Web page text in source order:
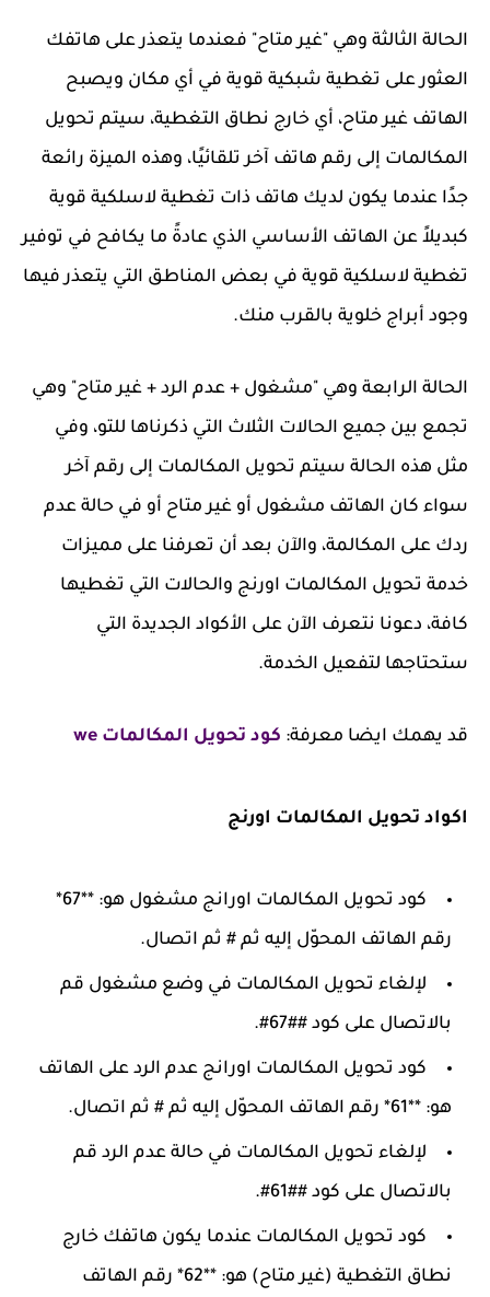
الحالة الثالثة وهي "غير متاح" فعندما يتعذر على هاتفك
العثور على تغطية شبكية قوية في أي مكان ويصبح
الهاتف غير متاح، أي خارج نطاق التغطية، سيتم تحويل
المكالمات إلى رقم هاتف آخر تلقائيًا، وهذه الميزة رائعة
جدًا عندما يكون لديك هاتف ذات تغطية لاسلكية قوية
كبديلاً عن الهاتف الأساسي الذي عادةً ما يكافح في توفير
تغطية لاسلكية قوية في بعض المناطق التي يتعذر فيها
وجود أبراج خلوية بالقرب منك.
الحالة الرابعة وهي "مشغول + عدم الرد + غير متاح" وهي
تجمع بين جميع الحالات الثلاث التي ذكرناها للتو، وفي
مثل هذه الحالة سيتم تحويل المكالمات إلى رقم آخر
سواء كان الهاتف مشغول أو غير متاح أو في حالة عدم
ردك على المكالمة، والآن بعد أن تعرفنا على مميزات
خدمة تحويل المكالمات اورنج والحالات التي تغطيها
كافة، دعونا نتعرف الآن على الأكواد الجديدة التي
ستحتاجها لتفعيل الخدمة.
قد يهمك ايضا معرفة: كود تحويل المكالمات we
اكواد تحويل المكالمات اورنج
كود تحويل المكالمات اورانج مشغول هو: **67*
رقم الهاتف المحوّل إليه ثم # ثم اتصال.
لإلغاء تحويل المكالمات في وضع مشغول قم
بالاتصال على كود ##67#.
كود تحويل المكالمات اورانج عدم الرد على الهاتف
هو: **61* رقم الهاتف المحوّل إليه ثم # ثم اتصال.
لإلغاء تحويل المكالمات في حالة عدم الرد قم
بالاتصال على كود ##61#.
كود تحويل المكالمات عندما يكون هاتفك خارج
نطاق التغطية (غير متاح) هو: **62* رقم الهاتف